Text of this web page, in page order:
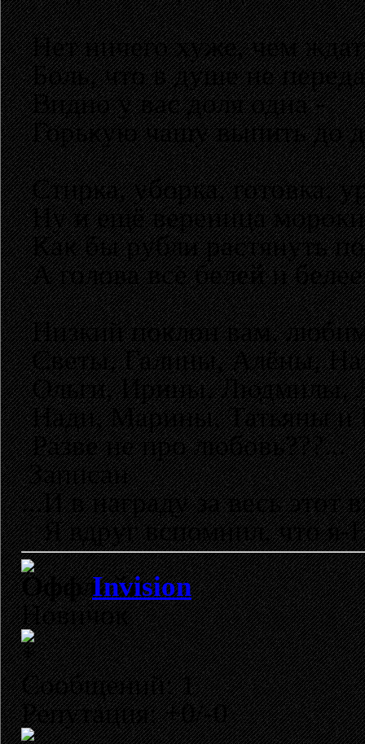
Нет ничего хуже, чем
Боль, что в душе не
Видно у вас доля одна -
Горькую чашу выпить до
Стирка, уборка, готовка,
Ну и ещё вереница
Как бы рубли растянуть
А голова всё белей и
Низкий поклон вам,
Светы, Галины, Алёны,
Ольги, Ирины, Людмилы,
Нади, Марины, Татьяны
Разве не про любовь???...
Записан
...И в награду за весь этот
Я вдруг вспомнил, что я-
Invision
Новичок
Сообщений: 1
Репутация: +0/-0